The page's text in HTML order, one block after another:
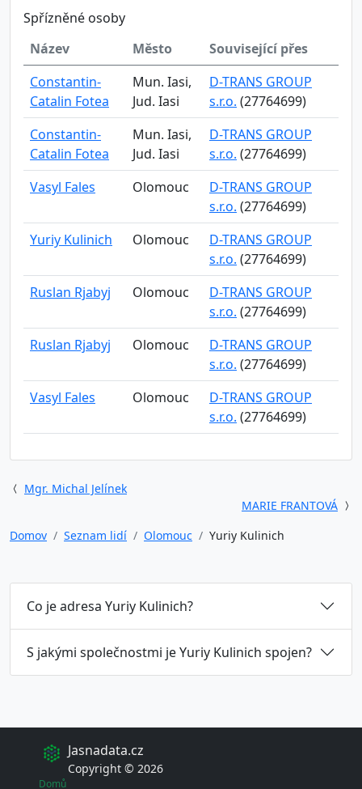
Spřízněné osoby
Název
Město
Související přes
Constantin-
Catalin Fotea
Mun. Iasi,
Jud. Iasi
D-TRANS GROUP
s.r.o. (27764699)
Constantin-
Catalin Fotea
Mun. Iasi,
Jud. Iasi
D-TRANS GROUP
s.r.o. (27764699)
Vasyl Fales
Olomouc
D-TRANS GROUP
s.r.o. (27764699)
Yuriy Kulinich
Olomouc
D-TRANS GROUP
s.r.o. (27764699)
Ruslan Rjabyj
Olomouc
D-TRANS GROUP
s.r.o. (27764699)
Ruslan Rjabyj
Olomouc
D-TRANS GROUP
s.r.o. (27764699)
Vasyl Fales
Olomouc
D-TRANS GROUP
s.r.o. (27764699)
Mgr. Michal Jelínek
MARIE FRANTOVÁ
Domov
Seznam lidí Olomouc Yuriy Kulinich
Co je adresa Yuriy Kulinich?
S jakými společnostmi je Yuriy Kulinich spojen?
Jasnadata.cz
Copyright © 2026
Domů